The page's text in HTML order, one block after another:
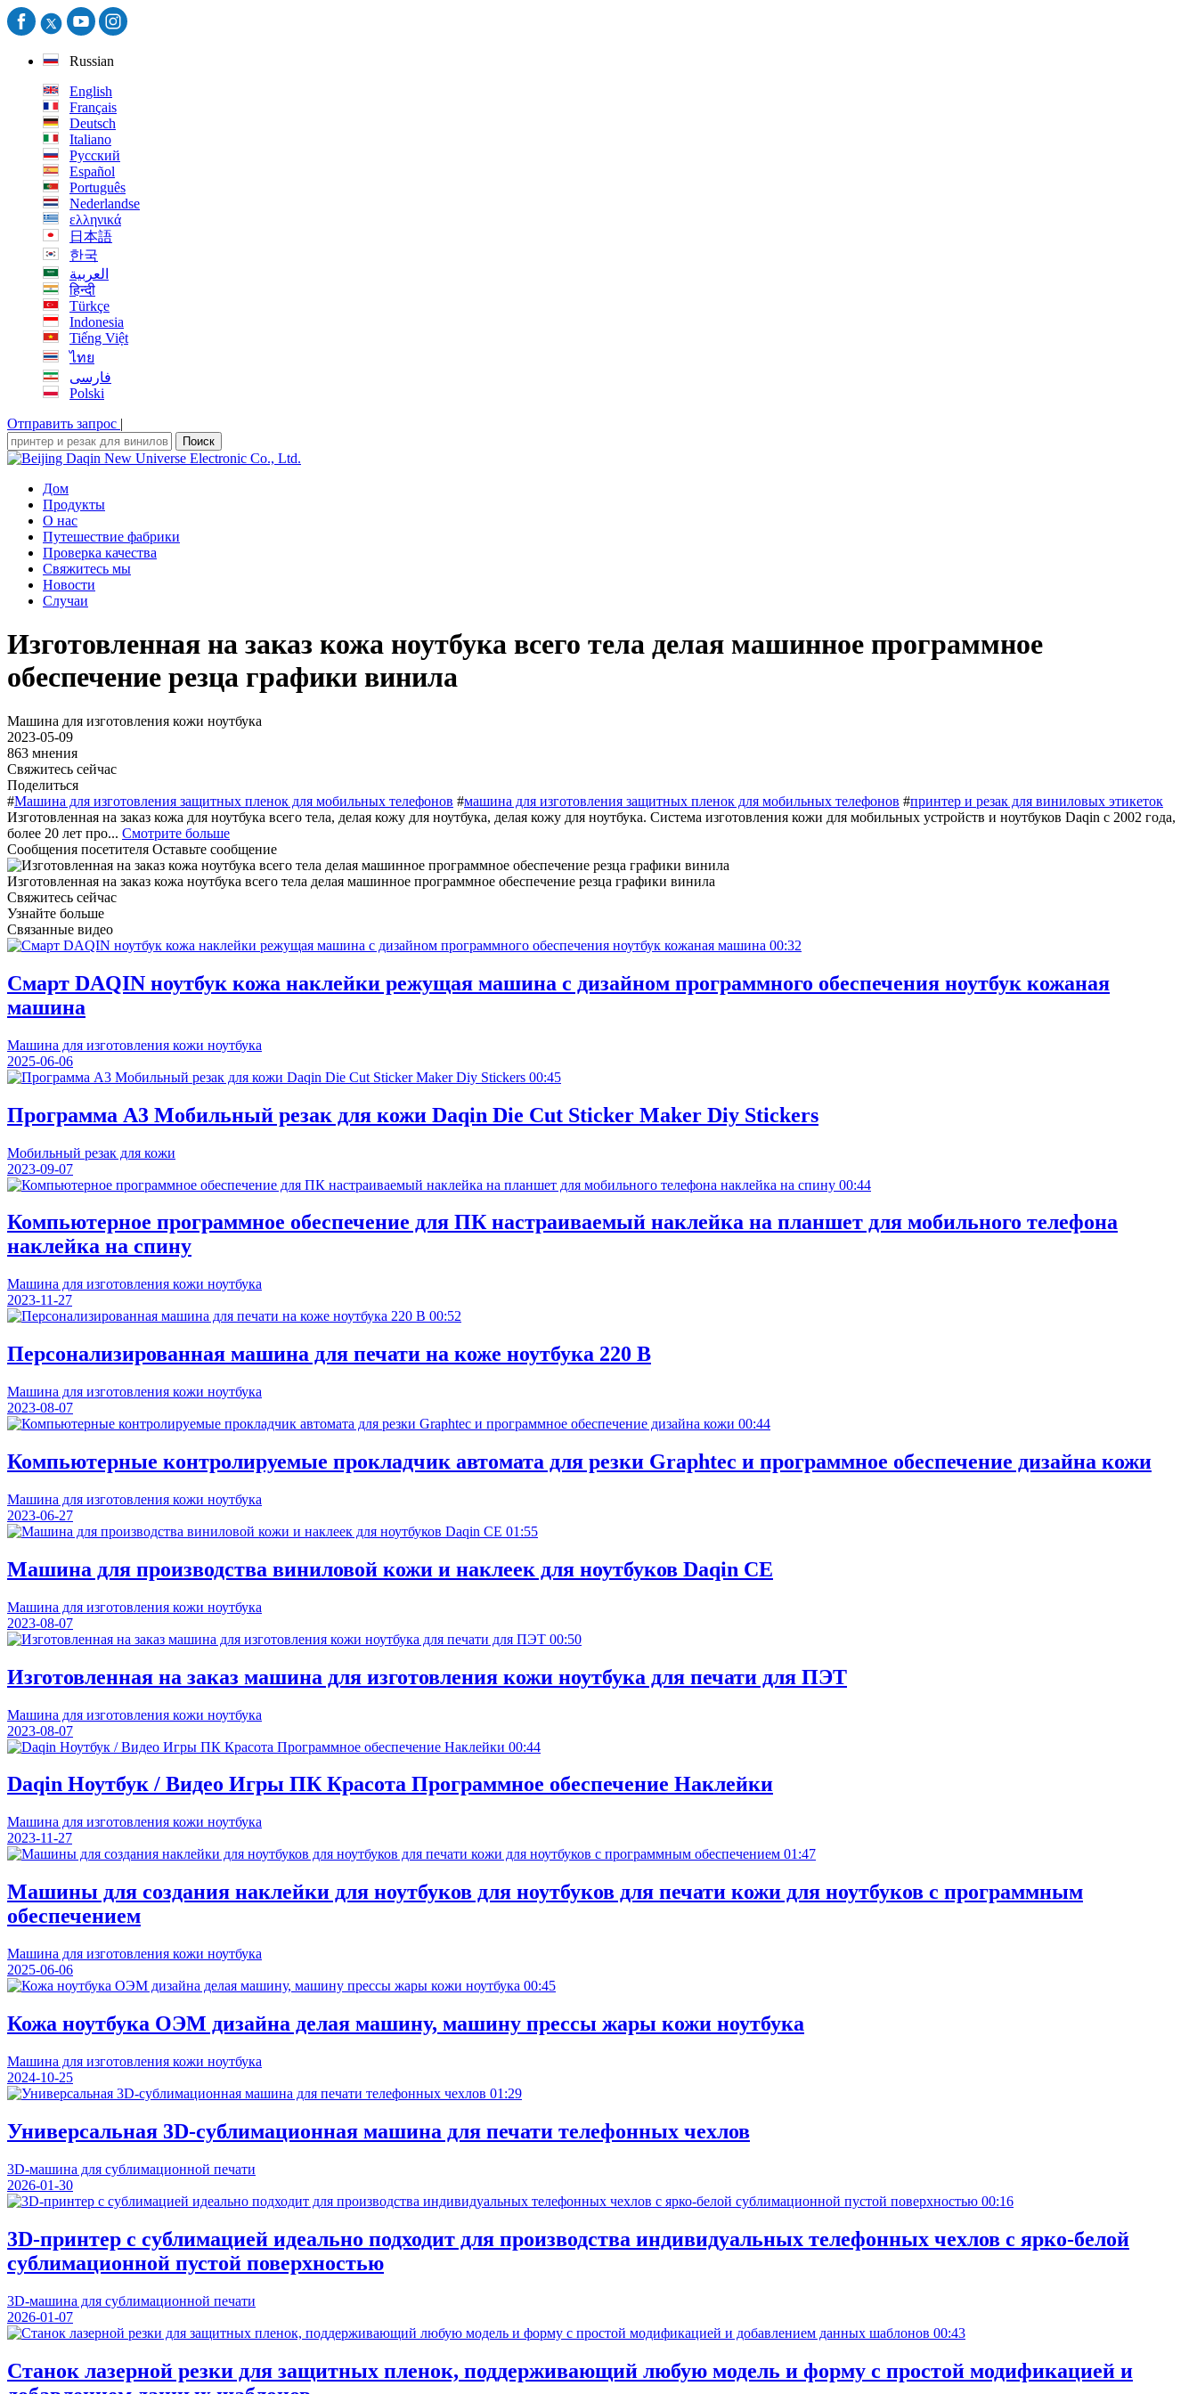
Russian
English
Français
Deutsch
Italiano
Русский
Español
Português
Nederlandse
ελληνικά
日本語
한국
العربية
हिन्दी
Türkçe
Indonesia
Tiếng Việt
ไทย
فارسی
Polski
Отправить запрос |
Поиск
Дом
Продукты
О нас
Путешествие фабрики
Проверка качества
Свяжитесь мы
Новости
Случаи
Изготовленная на заказ кожа ноутбука всего тела делая машинное программное
обеспечение резца графики винила
Машина для изготовления кожи ноутбука
2023-05-09
863 мнения
Свяжитесь сейчас
Поделиться
#Машина для изготовления защитных пленок для мобильных телефонов #машина для изготовления защитных пленок для мобильных телефонов #принтер и резак для виниловых этикеток
Изготовленная на заказ кожа для ноутбука всего тела, делая кожу для ноутбука, делая кожу для ноутбука. Система изготовления кожи для мобильных устройств и ноутбуков Daqin с 2002 года,
более 20 лет про... Смотрите больше
Сообщения посетителя Оставьте сообщение
Изготовленная на заказ кожа ноутбука всего тела делая машинное программное обеспечение резца графики винила
Свяжитесь сейчас
Узнайте больше
Связанные видео
00:32
Смарт DAQIN ноутбук кожа наклейки режущая машина с дизайном программного обеспечения ноутбук кожаная
машина
Машина для изготовления кожи ноутбука
2025-06-06
00:45
Программа A3 Мобильный резак для кожи Daqin Die Cut Sticker Maker Diy Stickers
Мобильный резак для кожи
2023-09-07
00:44
Компьютерное программное обеспечение для ПК настраиваемый наклейка на планшет для мобильного телефона
наклейка на спину
Машина для изготовления кожи ноутбука
2023-11-27
00:52
Персонализированная машина для печати на коже ноутбука 220 В
Машина для изготовления кожи ноутбука
2023-08-07
00:44
Компьютерные контролируемые прокладчик автомата для резки Graphtec и программное обеспечение дизайна кожи
Машина для изготовления кожи ноутбука
2023-06-27
01:55
Машина для производства виниловой кожи и наклеек для ноутбуков Daqin CE
Машина для изготовления кожи ноутбука
2023-08-07
00:50
Изготовленная на заказ машина для изготовления кожи ноутбука для печати для ПЭТ
Машина для изготовления кожи ноутбука
2023-08-07
00:44
Daqin Ноутбук / Видео Игры ПК Красота Программное обеспечение Наклейки
Машина для изготовления кожи ноутбука
2023-11-27
01:47
Машины для создания наклейки для ноутбуков для ноутбуков для печати кожи для ноутбуков с программным
обеспечением
Машина для изготовления кожи ноутбука
2025-06-06
00:45
Кожа ноутбука ОЭМ дизайна делая машину, машину прессы жары кожи ноутбука
Машина для изготовления кожи ноутбука
2024-10-25
01:29
Универсальная 3D-сублимационная машина для печати телефонных чехлов
3D-машина для сублимационной печати
2026-01-30
00:16
3D-принтер с сублимацией идеально подходит для производства индивидуальных телефонных чехлов с ярко-белой
сублимационной пустой поверхностью
3D-машина для сублимационной печати
2026-01-07
00:43
Станок лазерной резки для защитных пленок, поддерживающий любую модель и форму с простой модификацией и